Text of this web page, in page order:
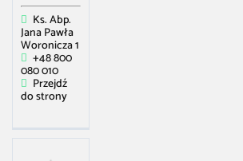
Ks. Abp.
Jana Pawła
Woronicza 1
+48 800
080 010
Przejdź
do strony